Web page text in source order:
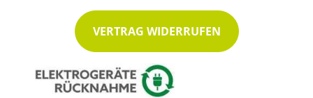
VERTRAG WIDERRUFEN